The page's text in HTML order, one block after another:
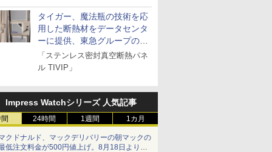
とドメイン名を公表
タイガー、魔法瓶の技術を応
用した断熱材をデータセンタ
ーに提供、東急グループの実
証実験で
「ステンレス密封真空断熱パネ
ル TIVIP」
Impress Watchシリーズ 人気記事
24時間 1週間 1カ月
クドナルド、マックデリバリーの朝マックの
低注文料金が500円値上げ。8月18日より